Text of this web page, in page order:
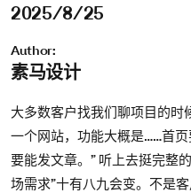
2025/8/25
Author:
素马设计
大多数客户找我们聊项目的时
一个网站，功能大概是……首
要能发文章。” 听上去挺完整
场需求”十有八九会变。不是